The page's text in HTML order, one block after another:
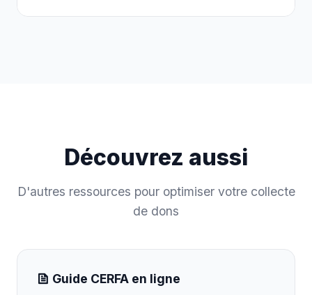
Découvrez aussi
D'autres ressources pour optimiser votre collecte
de dons
Guide CERFA en ligne